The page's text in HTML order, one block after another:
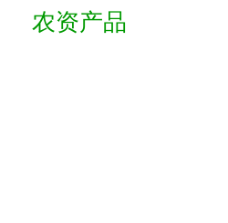
农资产品